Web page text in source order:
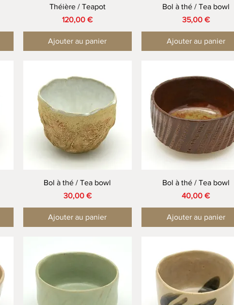
Aperçu rapide
Théière / Teapot
Prix
120,00 €
Ajouter au panier
Aperçu rapide
Bol à thé / Tea bowl
Prix
35,00 €
Ajouter au panier
Aperçu rapide
Bol à thé / Tea bowl
Prix
30,00 €
Ajouter au panier
Aperçu rapide
Bol à thé / Tea bowl
Prix
40,00 €
Ajouter au panier